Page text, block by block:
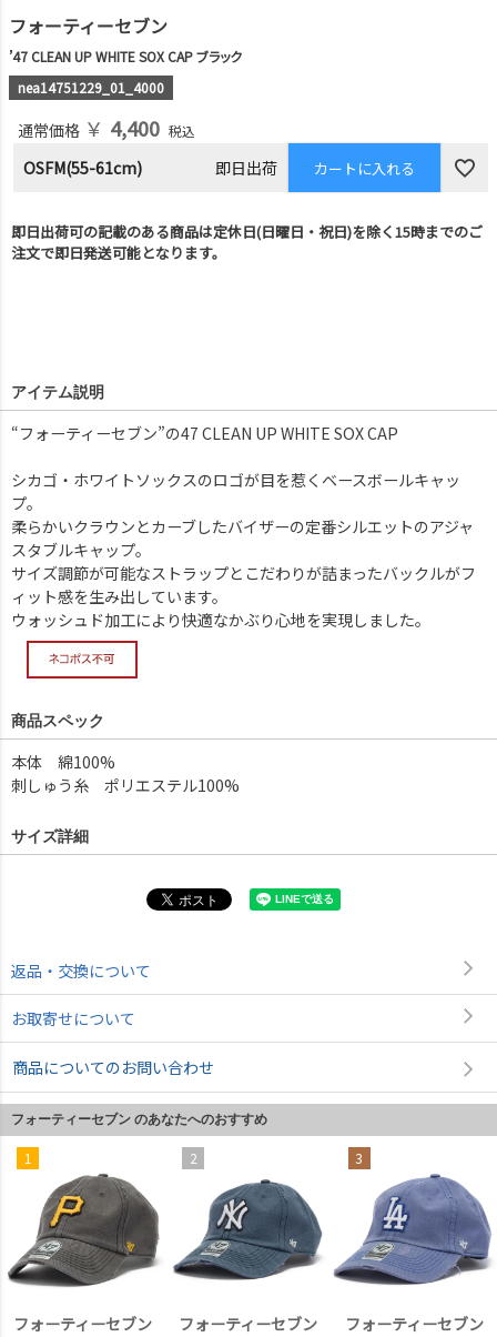
フォーティーセブン
’47 CLEAN UP WHITE SOX CAP ブラック
nea14751229_01_4000
通常価格 ￥ 4,400 税込
OSFM(55-61cm) 即日出荷 カートに入れる
即日出荷可の記載のある商品は定休日(日曜日・祝日)を除く15時までのご
注文で即日発送可能となります。
アイテム説明
“フォーティーセブン”の47 CLEAN UP WHITE SOX CAP
シカゴ・ホワイトソックスのロゴが目を惹くベースボールキャッ
プ。
柔らかいクラウンとカーブしたバイザーの定番シルエットのアジャ
スタブルキャップ。
サイズ調節が可能なストラップとこだわりが詰まったバックルがフ
ィット感を生み出しています。
ウォッシュド加工により快適なかぶり心地を実現しました。
商品スペック
本体 綿100%
刺しゅう糸 ポリエステル100%
サイズ詳細
返品・交換について
お取寄せについて
商品についてのお問い合わせ
フォーティーセブン のあなたへのおすすめ
1
フォーティーセブン
2
フォーティーセブン
3
フォーティーセブン